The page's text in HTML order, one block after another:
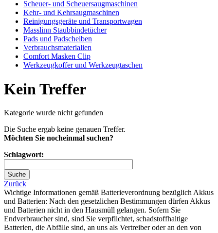
Scheuer- und Scheuersaugmaschinen
Kehr- und Kehrsaugmaschinen
Reinigungsgeräte und Transportwagen
Masslinn Staubbindetücher
Pads und Padscheiben
Verbrauchsmaterialien
Comfort Masken Clip
Werkzeugkoffer und Werkzeugtaschen
Kein Treffer
Kategorie wurde nicht gefunden
Die Suche ergab keine genauen Treffer.
Möchten Sie nocheinmal suchen?
Schlagwort:
Zurück
Wichtige Informationen gemäß Batterieverordnung bezüglich Akkus
und Batterien: Nach den gesetzlichen Bestimmungen dürfen Akkus
und Batterien nicht in den Hausmüll gelangen. Sofern Sie
Endverbraucher sind, sind Sie verpflichtet, schadstoffhaltige
Batterien, die Abfälle sind, an uns als Vertreiber oder an den von